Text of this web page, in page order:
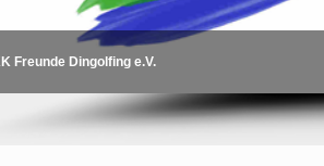
Freunde Dingolfing e.V.